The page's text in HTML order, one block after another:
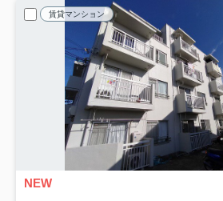
賃貸マンション
NEW